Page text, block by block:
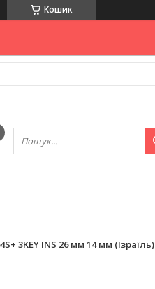
Кошик
3KEY INS 26 мм 14 мм (Ізраїль)